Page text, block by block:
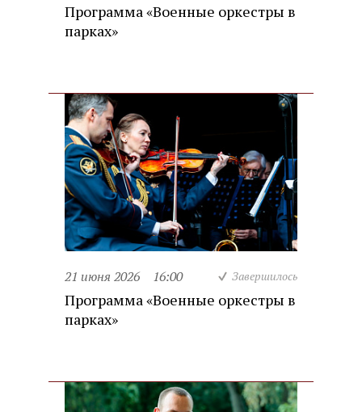
Программа «Военные оркестры в
парках»
21 июня 2026 16:00 Завершилось
Программа «Военные оркестры в
парках»